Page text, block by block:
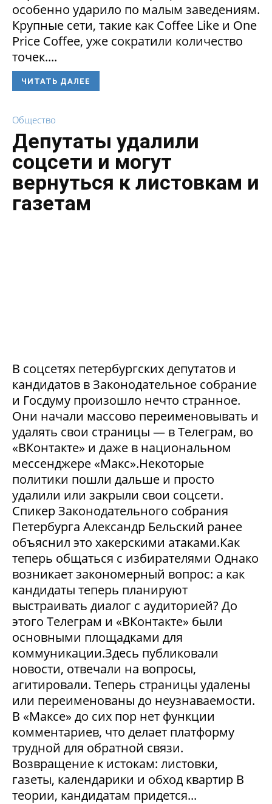
особенно ударило по малым заведениям.
Крупные сети, такие как Coffee Like и One
Price Coffee, уже сократили количество
точек....
ЧИТАТЬ ДАЛЕЕ
Общество
Депутаты удалили
соцсети и могут
вернуться к листовкам и
газетам
В соцсетях петербургских депутатов и
кандидатов в Законодательное собрание
и Госдуму произошло нечто странное.
Они начали массово переименовывать и
удалять свои страницы — в Телеграм, во
«ВКонтакте» и даже в национальном
мессенджере «Макс».Некоторые
политики пошли дальше и просто
удалили или закрыли свои соцсети.
Спикер Законодательного собрания
Петербурга Александр Бельский ранее
объяснил это хакерскими атаками.Как
теперь общаться с избирателями Однако
возникает закономерный вопрос: а как
кандидаты теперь планируют
выстраивать диалог с аудиторией? До
этого Телеграм и «ВКонтакте» были
основными площадками для
коммуникации.Здесь публиковали
новости, отвечали на вопросы,
агитировали. Теперь страницы удалены
или переименованы до неузнаваемости.
В «Максе» до сих пор нет функции
комментариев, что делает платформу
трудной для обратной связи.
Возвращение к истокам: листовки,
газеты, календарики и обход квартир В
теории, кандидатам придется...